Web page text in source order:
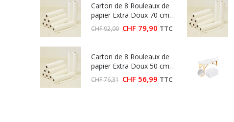
Carton de 8 Rouleaux de
papier Extra Doux 70 cm
(Largeur 70 cm)
CHF92,00 Le
CHF 92,00.
CHF 79,90Le
CHF 79,90.
TTC
Carton de 8 Rouleaux de
papier Extra Doux 50 cm
(Largeur 50 cm)
CHF76,31 Le
CHF 56,99Le
TTC